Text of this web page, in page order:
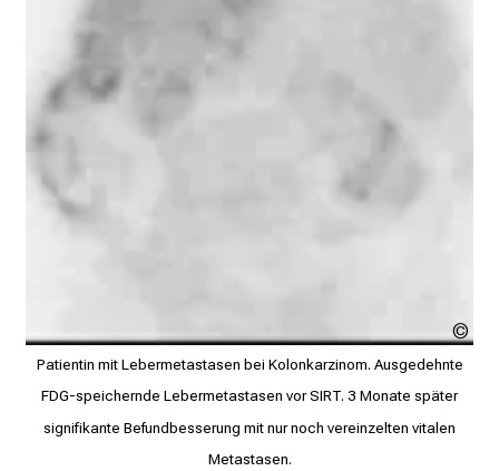
Patientin mit Lebermetastasen bei Kolonkarzinom. Ausgedehnte
FDG-speichernde Lebermetastasen vor SIRT. 3 Monate später
signifikante Befundbesserung mit nur noch vereinzelten vitalen
Metastasen.